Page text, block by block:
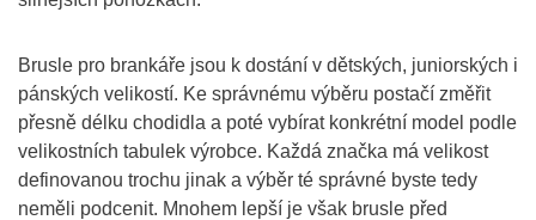
Brusle pro brankáře jsou k dostání v dětských, juniorských i
pánských velikostí. Ke správnému výběru postačí změřit
přesně délku chodidla a poté vybírat konkrétní model podle
velikostních tabulek výrobce. Každá značka má velikost
definovanou trochu jinak a výběr té správné byste tedy
neměli podcenit. Mnohem lepší je však brusle před